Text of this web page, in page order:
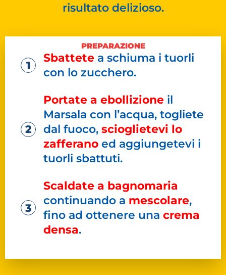
risultato delizioso.
PREPARAZIONE
Sbattete a schiuma i tuorli
con lo zucchero.
Portate a ebollizione il
Marsala con l’acqua, togliete
dal fuoco, scioglietevi lo
zafferano ed aggiungetevi i
tuorli sbattuti.
Scaldate a bagnomaria
continuando a mescolare,
fino ad ottenere una crema
densa.